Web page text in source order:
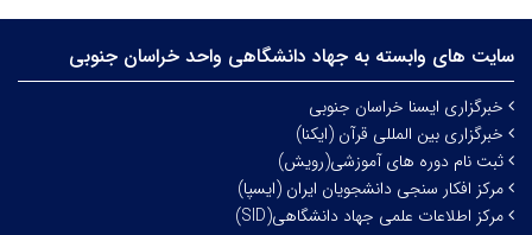
سایت های وابسته به جهاد دانشگاهی واحد خراسان جنوبی
خبرگزاری ایسنا خراسان جنوبی
خبرگزاری بین المللی قرآن (ایکنا)
ثبت نام دوره های آموزشی(رویش)
مرکز افکار سنجی دانشجویان ایران (ایسپا)
مرکز اطلاعات علمی جهاد دانشگاهی(SID)